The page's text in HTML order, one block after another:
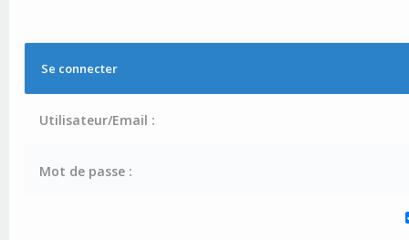
Se connecter
Utilisateur/Email :
Mot de passe :